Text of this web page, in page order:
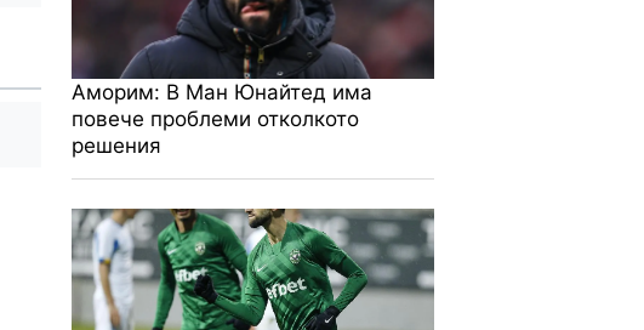
Аморим: В Ман Юнайтед има
повече проблеми отколкото
решения